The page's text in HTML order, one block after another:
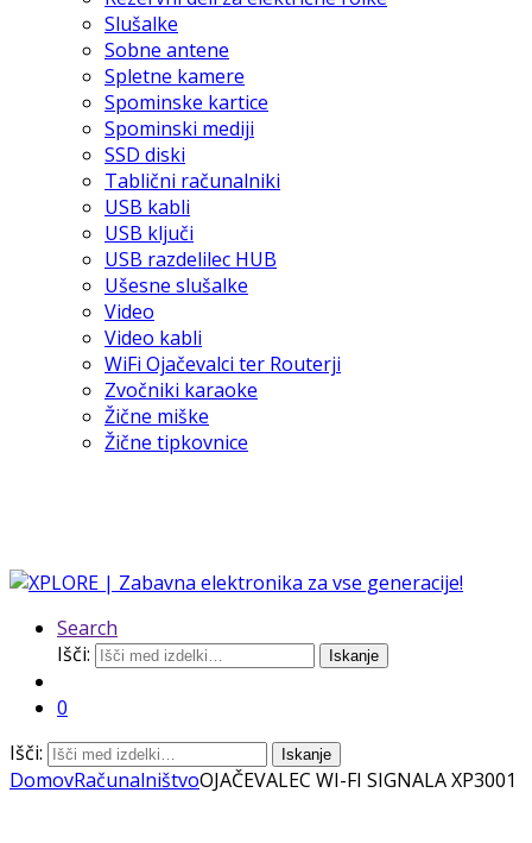
Slušalke
Sobne antene
Spletne kamere
Spominske kartice
Spominski mediji
SSD diski
Tablični računalniki
USB kabli
USB ključi
USB razdelilec HUB
Ušesne slušalke
Video
Video kabli
WiFi Ojačevalci ter Routerji
Zvočniki karaoke
Žične miške
Žične tipkovnice
Search
Išči:
Iskanje
0
Išči:
Iskanje
DomovRačunalništvoOJAČEVALEC WI-FI SIGNALA XP3001